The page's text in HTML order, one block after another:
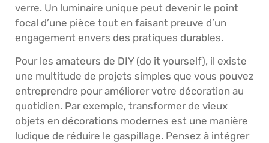
verre. Un luminaire unique peut devenir le point
focal d’une pièce tout en faisant preuve d’un
engagement envers des pratiques durables.
Pour les amateurs de DIY (do it yourself), il existe
une multitude de projets simples que vous pouvez
entreprendre pour améliorer votre décoration au
quotidien. Par exemple, transformer de vieux
objets en décorations modernes est une manière
ludique de réduire le gaspillage. Pensez à intégrer